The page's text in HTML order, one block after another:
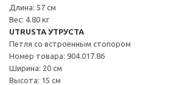
Длина: 57 см
Вес: 4.80 кг
UTRUSTA УТРУСТА
Петля со встроенным стопором
Номер товара: 904.017.86
Ширина: 20 см
Высота: 15 см